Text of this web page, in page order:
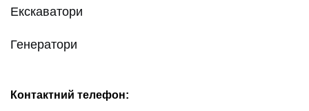
Екскаватори
Генератори
Контактний телефон: